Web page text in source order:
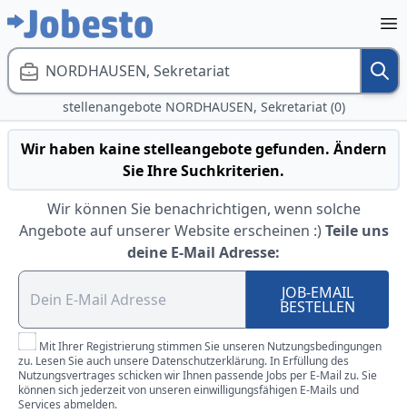
NORDHAUSEN, Sekretariat
stellenangebote NORDHAUSEN, Sekretariat (0)
Wir haben kaine stelleangebote gefunden. Ändern
Sie Ihre Suchkriterien.
Wir können Sie benachrichtigen, wenn solche
Angebote auf unserer Website erscheinen :) Teile uns
deine E-Mail Adresse:
JOB-EMAIL
BESTELLEN
Mit Ihrer Registrierung stimmen Sie unseren Nutzungsbedingungen
zu. Lesen Sie auch unsere Datenschutzerklärung. In Erfüllung des
Nutzungsvertrages schicken wir Ihnen passende Jobs per E-Mail zu. Sie
können sich jederzeit von unseren einwilligungsfähigen E-Mails und
Services abmelden.